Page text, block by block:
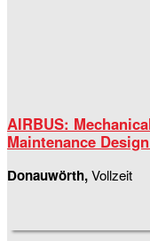
AIRBUS:
Maintenance
Donauwörth,Vollzeit